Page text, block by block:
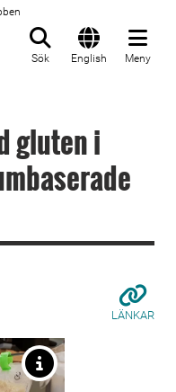
Sök English Meny
gluten i
LÄNKAR